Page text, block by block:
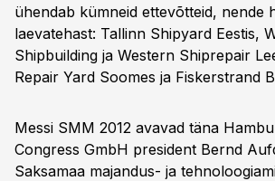
ühendab kümneid ettevõtteid, nende
laevatehast: Tallinn Shipyard Eestis,
Shipbuilding ja Western Shiprepair
Repair Yard Soomes ja Fiskerstrand
Messi SMM 2012 avavad täna
Congress GmbH president Bernd
Saksamaa majandus- ja